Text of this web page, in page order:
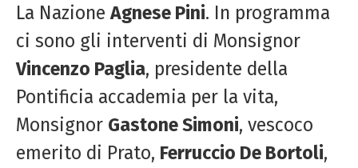
La Nazione Agnese Pini. In programma
ci sono gli interventi di Monsignor
Vincenzo Paglia, presidente della
Pontificia accademia per la vita,
Monsignor Gastone Simoni, vescoco
emerito di Prato, Ferruccio De Bortoli,